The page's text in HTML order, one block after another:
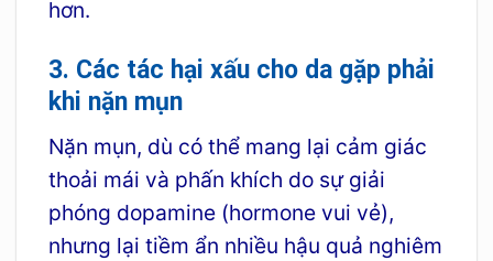
hơn.
3. Các tác hại xấu cho da gặp phải
khi nặn mụn
Nặn mụn, dù có thể mang lại cảm giác
thoải mái và phấn khích do sự giải
phóng dopamine (hormone vui vẻ),
nhưng lại tiềm ẩn nhiều hậu quả nghiêm